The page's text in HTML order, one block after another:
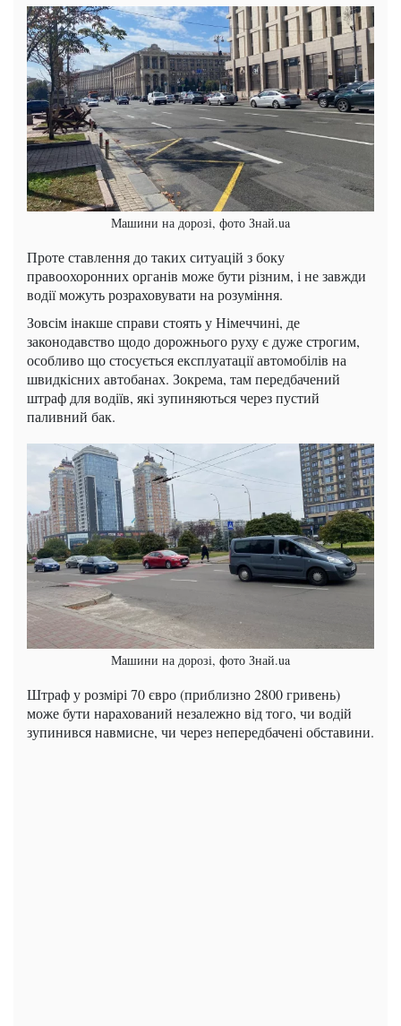
Машини на дорозі, фото Знай.ua
Проте ставлення до таких ситуацій з боку
правоохоронних органів може бути різним, і не завжди
водії можуть розраховувати на розуміння.
Зовсім інакше справи стоять у Німеччині, де
законодавство щодо дорожнього руху є дуже строгим,
особливо що стосується експлуатації автомобілів на
швидкісних автобанах. Зокрема, там передбачений
штраф для водіїв, які зупиняються через пустий
паливний бак.
Машини на дорозі, фото Знай.ua
Штраф у розмірі 70 євро (приблизно 2800 гривень)
може бути нарахований незалежно від того, чи водій
зупинився навмисне, чи через непередбачені обставини.